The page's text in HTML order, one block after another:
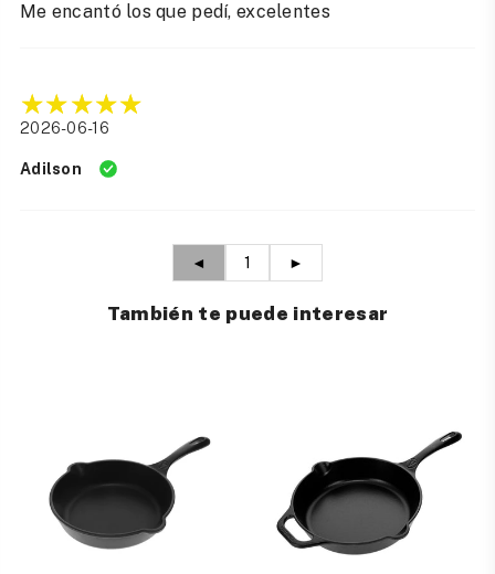
Me encantó los que pedí, excelentes
2026-06-16
Adilson
◄ 1 ►
También te puede interesar